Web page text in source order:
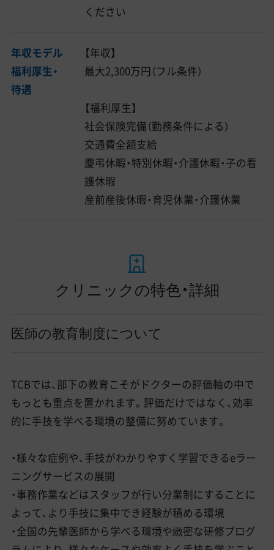
ください
年収モデル
福利厚生・
待遇
【年収】
最大2,300万円（フル条件）
【福利厚生】
社会保険完備（勤務条件による）
交通費全額支給
慶弔休暇・特別休暇・介護休暇・子の看
護休暇
産前産後休暇・育児休業・介護休業
クリニックの特色・詳細
医師の教育制度について
TCBでは、部下の教育こそがドクターの評価軸の中で
もっとも重点を置かれます。評価だけではなく、効率
的に手技を学べる環境の整備に努めています。
・様々な症例や、手技がわかりやすく学習できるeラー
ニングサービスの展開
・事務作業などはスタッフが行い分業制にすることに
よって、より手技に集中でき経験が積める環境
・全国の先輩医師から学べる環境や緻密な研修プログ